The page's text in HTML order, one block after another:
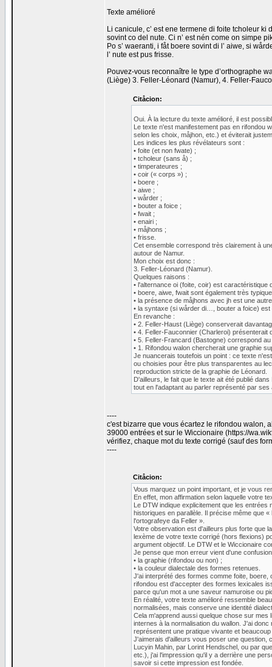
Texte amélioré
Li canicule, c’ est ene termene di foite tcholeur
sovint co del nute. Ci n’ est nén come on simpe
Po s’ waeranti, i fåt boere sovint di l’ aiwe, si
l’ nute est pus frisse.
Pouvez-vous reconnaître le type d’orthographe
(Liège) 3. Feller-Léonard (Namur), 4. Feller-
Citåcion:
Oui. À la lecture du texte amélioré, il est
Le texte n'est manifestement pas en rifondou
selon les choix, måjhon, etc.) et éviterait
Les indices les plus révélateurs sont :
• foite (et non fwate) ;
• tcholeur (sans å) ;
• timperateures ;
• coir (« corps ») ;
• boere ;
• aiwe ;
• wårder ;
• bouter a foice ;
• fwait ;
• enairi ;
• måjhons ;
• frisse.
Cet ensemble correspond très clairement à
autour de Namur.
Mon choix est donc :
3. Feller-Léonard (Namur).
Quelques raisons :
• l'alternance oi (foite, coir) est caractéristique
• boere, aiwe, fwait sont également très
• la présence de måjhons avec jh est une
• la syntaxe (si wårder di…, bouter a foice)
En revanche :
• 2. Feller-Haust (Liège) conserverait
• 4. Feller-Fauconnier (Charleroi)
• 5. Feller-Francard (Bastogne) correspond
• 1. Rifondou walon chercherait une graphie
Je nuancerais toutefois un point : ce texte
ou choisies pour être plus transparentes au
reproduction stricte de la graphie de Léonard.
D'ailleurs, le fait que le texte ait été publié
tout en l'adaptant au parler représenté par
----
c'est bizarre que vous écartez le rifondou walon,
39000 entrées et sur le Wiccionaire (https://
vérifiez, chaque mot du texte corrigé (sauf des
----
Citåcion:
Vous marquez un point important, et je vous
En effet, mon affirmation selon laquelle votre
Le DTW indique explicitement que les
historiques en parallèle. Il précise même que
l'ortografeye da Feller ».
Votre observation est d'ailleurs plus forte que
lexème de votre texte corrigé (hors flexions)
argument objectif. Le DTW et le Wiccionaire
Je pense que mon erreur vient d'une
• la graphie (rifondou ou non) ;
• la couleur dialectale des formes retenues.
J'ai interprété des formes comme foite, boere,
rifondou est d'accepter des formes lexicales
parce qu'un mot a une saveur namuroise ou
En réalité, votre texte amélioré ressemble
normalisées, mais conserve une identité
Cela m'apprend aussi quelque chose sur
internes à la normalisation du wallon. J'ai
représentent une pratique vivante et
J'aimerais d'ailleurs vous poser une question,
Lucyin Mahin, par Lorint Hendschel, ou par
etc.), j'ai l'impression qu'il y a derrière une
savoir si cette impression est fondée.